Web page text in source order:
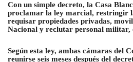
Con un simple decreto, la Casa
proclamar la ley marcial, restringir
requisar propiedades privadas,
Nacional y reclutar personal militar,
Según esta ley, ambas cámaras del
reunirse seis meses después del